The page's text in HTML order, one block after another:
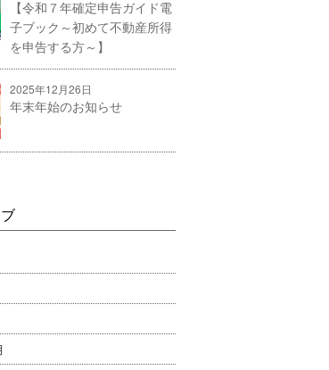
【令和７年確定申告ガイド電
子ブック～初めて不動産所得
を申告する方～】
2025年12月26日
年末年始のお知らせ